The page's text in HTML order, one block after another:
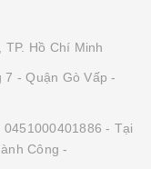
Hồ Chí Minh
- Quận Gò Vấp -
- Tại
Công -